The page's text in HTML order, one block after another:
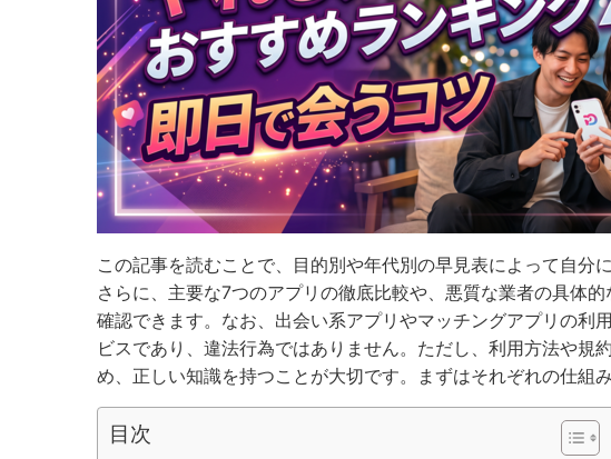
この記事を読むことで、目的別や年代別の早見表によって自分
さらに、主要な7つのアプリの徹底比較や、悪質な業者の具体
確認できます。なお、出会い系アプリやマッチングアプリの利
ビスであり、違法行為ではありません。ただし、利用方法や規
め、正しい知識を持つことが大切です。まずはそれぞれの仕組
目次